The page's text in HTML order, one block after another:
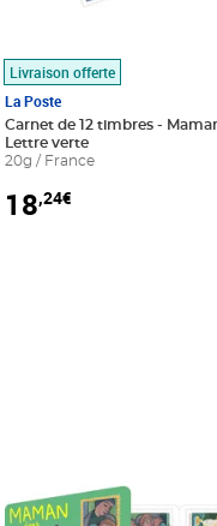
au panier
Livraison offerte
La Poste
Carnet de 12 timbres -
Lettre verte
20g / France
18,24€